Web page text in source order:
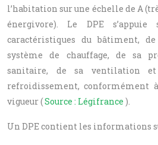
l’habitation sur une échelle de A
énergivore). Le DPE
caractéristiques du bâtiment,
système de chauffage, de sa
sanitaire, de sa ventilation
refroidissement, conformément
vigueur (Source : Légifrance ).
Un DPE contient les informations